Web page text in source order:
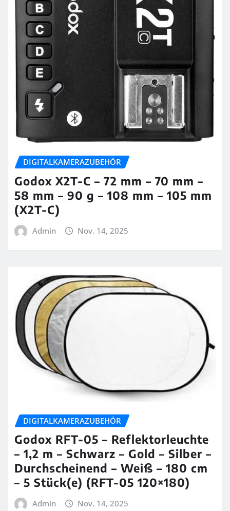
DIGITALKAMERAZUBEHÖR
Godox X2T-C – 72 mm – 70 mm –
58 mm – 90 g – 108 mm – 105 mm
(X2T-C)
Admin Nov. 14, 2025
DIGITALKAMERAZUBEHÖR
Godox RFT-05 – Reflektorleuchte
– 1,2 m – Schwarz – Gold – Silber –
Durchscheinend – Weiß – 180 cm
– 5 Stück(e) (RFT-05 120×180)
Admin Nov. 14, 2025